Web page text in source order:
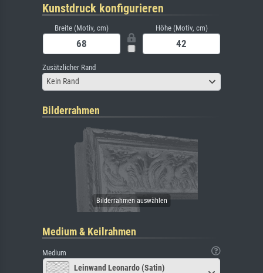
Kunstdruck konfigurieren
Breite (Motiv, cm) Höhe (Motiv, cm)
Zusätzlicher Rand
Kein Rand
Bilderrahmen
Medium & Keilrahmen
Medium
Leinwand Leonardo (Satin)